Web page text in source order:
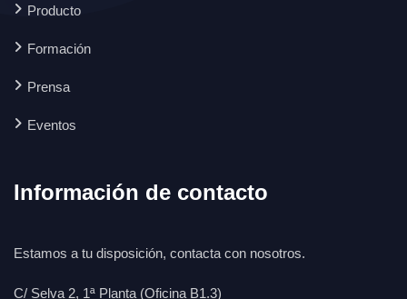
Producto
Formación
Prensa
Eventos
Información de contacto
Estamos a tu disposición, contacta con nosotros.
C/ Selva 2, 1ª Planta (Oficina B1.3)